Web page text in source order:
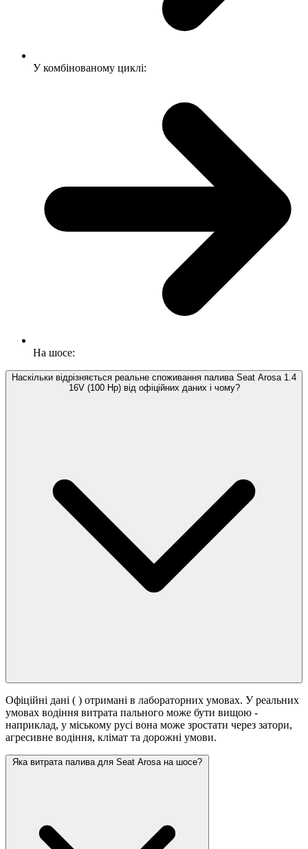
У комбінованому циклі:
На шосе:
Наскільки відрізняється реальне споживання палива Seat Arosa 1.4
16V (100 Hp) від офіційних даних і чому?
Офіційні дані ( ) отримані в лабораторних умовах. У реальних
умовах водіння витрата пального може бути вищою -
наприклад, у міському русі вона може зростати через затори,
агресивне водіння, клімат та дорожні умови.
Яка витрата палива для Seat Arosa на шосе?